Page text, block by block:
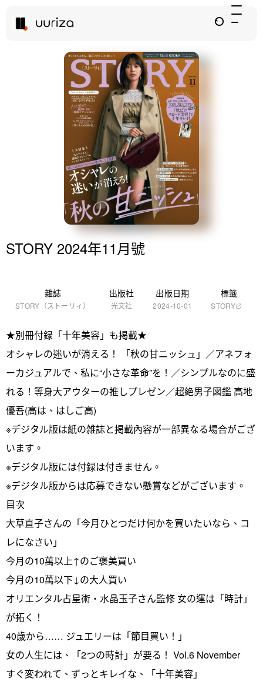
STORY 2024年11月號
雜誌
STORY（ストーリィ）
出版社
光文社
出版日期
2024-10-01
標籤
STORY
★別冊付録「十年美容」も掲載★
オシャレの迷いが消える！ 「秋の甘ニッシュ」／アネフォ
ーカジュアルで、私に“小さな革命”を！／シンプルなのに盛
れる！等身大アウターの推しプレゼン／超絶男子図鑑 高地
優吾(高は、はしご高)
※デジタル版は紙の雑誌と掲載內容が一部異なる場合がござ
います。
※デジタル版には付録は付きません。
※デジタル版からは応募できない懸賞などがございます。
目次
大草直子さんの「今月ひとつだけ何かを買いたいなら、コ
レになさい」
今月の10萬以上↑のご褒美買い
今月の10萬以下↓の大人買い
オリエンタル占星術・水晶玉子さん監修 女の運は「時計」
が拓く！
40歳から…… ジュエリーは「節目買い！」
女の人生には、「2つの時計」が要る！ Vol.6 November
すぐ変われて、ずっとキレイな、「十年美容」